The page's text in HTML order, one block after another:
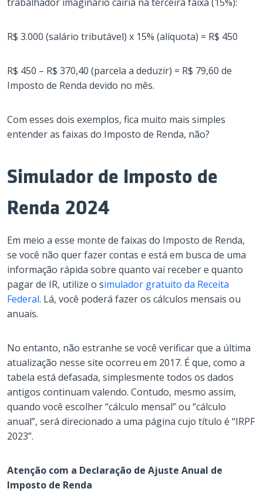
R$ 3.000 (salário tributável) x 15% (alíquota) = R$ 450
R$ 450 – R$ 370,40 (parcela a deduzir) = R$ 79,60 de
Imposto de Renda devido no mês.
Com esses dois exemplos, fica muito mais simples
entender as faixas do Imposto de Renda, não?
Simulador de Imposto de
Renda 2024
Em meio a esse monte de faixas do Imposto de Renda,
se você não quer fazer contas e está em busca de uma
informação rápida sobre quanto vai receber e quanto
pagar de IR, utilize o simulador gratuito da Receita
Federal. Lá, você poderá fazer os cálculos mensais ou
anuais.
No entanto, não estranhe se você verificar que a última
atualização nesse site ocorreu em 2017. É que, como a
tabela está defasada, simplesmente todos os dados
antigos continuam valendo. Contudo, mesmo assim,
quando você escolher “cálculo mensal” ou “cálculo
anual”, será direcionado a uma página cujo título é “IRPF
2023”.
Atenção com a Declaração de Ajuste Anual de
Imposto de Renda